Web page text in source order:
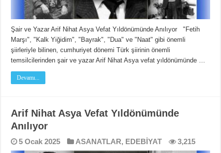
Şair ve Yazar Arif Nihat Asya Vefat Yıldönümünde Anılıyor "Fetih
Marşı", "Kalk Yiğidim", "Bayrak", "Dua" ve "Naat" gibi önemli
şiirleriyle bilinen, cumhuriyet dönemi Türk şiirinin önemli
temsilcilerinden şair ve yazar Arif Nihat Asya vefat yıldönümünde …
Devamı...
Arif Nihat Asya Vefat Yıldönümünde
Anılıyor
5 Ocak 2025 ASANATLAR, EDEBİYAT 3,215